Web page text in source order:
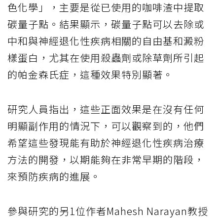
色化學」，主要是從已使用的咖啡渣中提取
碳量子點。結果顯示，碳量子點可以去除或
中和與神經退化性疾病相關的自由基和澱粉
樣蛋白，尤其在使用殺蟲劑或除草劑所引起
的帕金森氏症，這種效果特別顯著。
研究人員指出，這些正面效果是在沒有任何
明顯副作用的情況下，可以觀察到的，他們
希望這些發現能有助於神經退化性疾病治療
方法的開發，以期能夠在非常早期的階段，
來預防疾病的進展。
參與研究的另1位作者Mahesh Narayan教授